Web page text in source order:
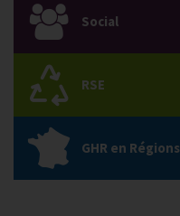
Social
RSE
GHR en Régions